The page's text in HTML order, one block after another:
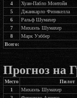
4
Хуан-Пабло Монтойя
5
Джанкарло Физикелла
6
Ральф Шумахер
7
Михаэль Шумахер
8
Марк Уэббер
Всего:
Прогноз на
Место Пилот
1
Михаэль Шумахер